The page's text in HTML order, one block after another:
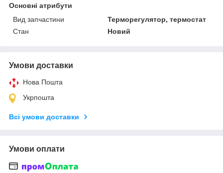
Основні атрибути
Вид запчастини
Терморегулятор, термостат
Стан
Новий
Умови доставки
Нова Пошта
Укрпошта
Всі умови доставки
Умови оплати